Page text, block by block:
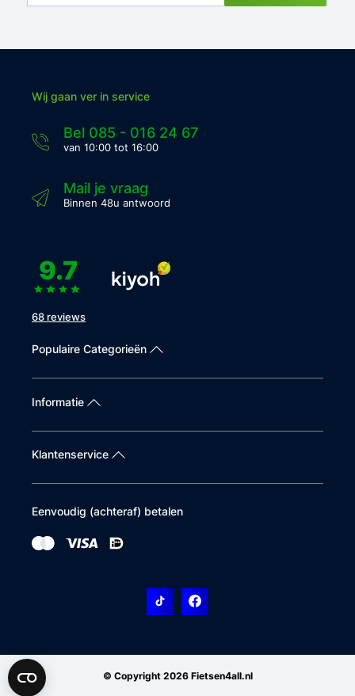
Wij gaan ver in service
Bel 085 - 016 24 67
van 10:00 tot 16:00
Mail je vraag
Binnen 48u antwoord
9.7
68 reviews
Populaire Categorieën
Informatie
Klantenservice
Eenvoudig (achteraf) betalen
© Copyright 2026 Fietsen4all.nl